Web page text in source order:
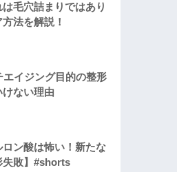
は毛穴詰まりではあり
法を解説！
エイジング目的の整形
ない理由
ン酸は怖い！新たな
失敗】#shorts